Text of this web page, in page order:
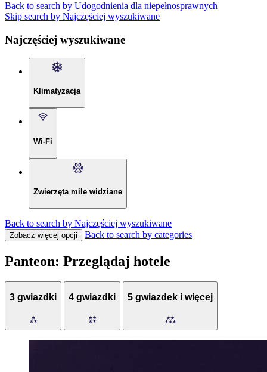
Back to search by Udogodnienia dla niepełnosprawnych
Skip search by Najczęściej wyszukiwane
Najczęściej wyszukiwane
Klimatyzacja
Wi-Fi
Zwierzęta mile widziane
Back to search by Najczęściej wyszukiwane
Zobacz więcej opcji Back to search by categories
Panteon: Przeglądaj hotele
3 gwiazdki 4 gwiazdki 5 gwiazdek i więcej